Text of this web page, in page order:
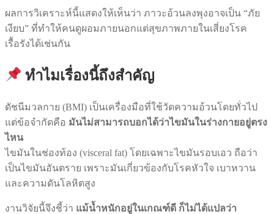
ผลการวิเคราะห์นี้แสดงให้เห็นว่า ภาวะอ้วนลงพุงอาจเป็น “ภัย
เงียบ” ที่ทำให้คนดูผอมภายนอกแต่สุขภาพภายในเสี่ยงโรค
เรื้อรังได้เช่นกัน
ทำไมเรื่องนี้ถึงสำคัญ
ดัชนีมวลกาย (BMI) เป็นเครื่องมือที่ใช้วัดความอ้วนโดยทั่วไป
แต่ข้อจำกัดคือ มันไม่สามารถบอกได้ว่าไขมันในร่างกายอยู่ตรง
ไหน
ไขมันในช่องท้อง (visceral fat) โดยเฉพาะไขมันรอบเอว ถือว่า
เป็นไขมันอันตราย เพราะมันเกี่ยวข้องกับโรคหัวใจ เบาหวาน
และความดันโลหิตสูง
งานวิจัยนี้จึงชี้ว่า แม้น้ำหนักอยู่ในเกณฑ์ดี ก็ไม่ได้แปลว่า